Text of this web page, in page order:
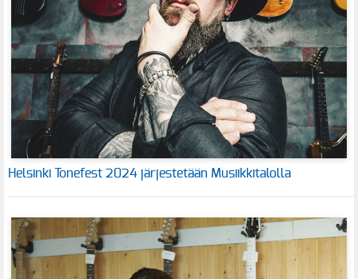
Helsinki Tonefest 2024 järjestetään Musiikkitalolla